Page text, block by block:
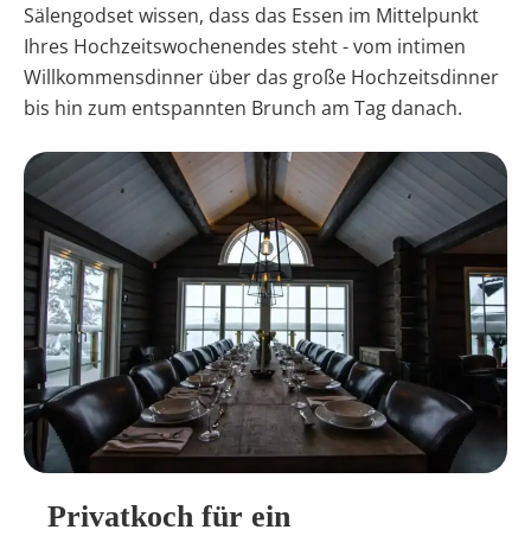
Sälengodset wissen, dass das Essen im Mittelpunkt
Ihres Hochzeitswochenendes steht - vom intimen
Willkommensdinner über das große Hochzeitsdinner
bis hin zum entspannten Brunch am Tag danach.
Privatkoch für ein